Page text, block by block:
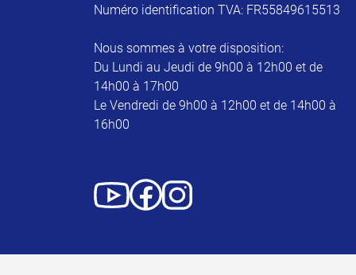
Numéro identification TVA: FR55849615513
Nous sommes à votre disposition:
Du Lundi au Jeudi de 9h00 à 12h00 et de
14h00 à 17h00
Le Vendredi de 9h00 à 12h00 et de 14h00 à
16h00